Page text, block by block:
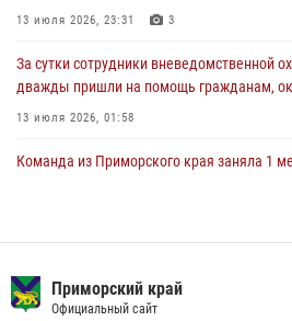
13 июля 2026, 23:31 3
За сутки сотрудники вневедомственной
дважды пришли на помощь гражданам,
13 июля 2026, 01:58
Команда из Приморского края заняла 1
незаконном обороте наркотиков
30 июля 2026, 23:44
Приморский край
Официальный сайт